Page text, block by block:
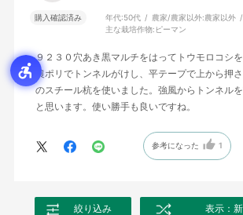
購入確認済み 年代:50代 農家/農家以外:農家以外
主な栽培作物: ピーマン
９２３０穴あき黒マルチをはってトウモロコシ
農ポリでトンネルがけし、平テープで上から押
のスチール杭を使いました。強風からトンネル
と思います。使い勝手も良いですね。
参考になった 1
絞り込み 表示：